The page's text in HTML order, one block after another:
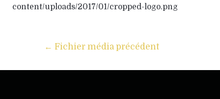
content/uploads/2017/01/cropped-logo.png
← Fichier média précédent